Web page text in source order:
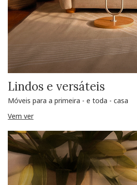
Lindos e versáteis
Móveis para a primeira - e toda - casa
Vem ver